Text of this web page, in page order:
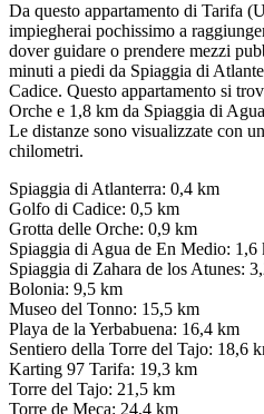
Da questo appartamento di Tarifa
impiegherai pochissimo a
dover guidare o prendere mezzi
minuti a piedi da Spiaggia di
Cadice. Questo appartamento si
Orche e 1,8 km da Spiaggia di
Le distanze sono visualizzate con
chilometri.
Spiaggia di Atlanterra: 0,4 km
Golfo di Cadice: 0,5 km
Grotta delle Orche: 0,9 km
Spiaggia di Agua de En Medio: 1,6
Spiaggia di Zahara de los Atunes:
Bolonia: 9,5 km
Museo del Tonno: 15,5 km
Playa de la Yerbabuena: 16,4 km
Sentiero della Torre del Tajo: 18,6
Karting 97 Tarifa: 19,3 km
Torre del Tajo: 21,5 km
Torre de Meca: 24,4 km